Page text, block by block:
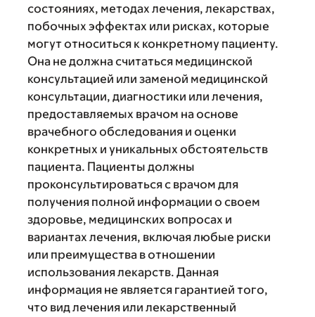
состояниях, методах лечения, лекарствах,
побочных эффектах или рисках, которые
могут относиться к конкретному пациенту.
Она не должна считаться медицинской
консультацией или заменой медицинской
консультации, диагностики или лечения,
предоставляемых врачом на основе
врачебного обследования и оценки
конкретных и уникальных обстоятельств
пациента. Пациенты должны
проконсультироваться с врачом для
получения полной информации о своем
здоровье, медицинских вопросах и
вариантах лечения, включая любые риски
или преимущества в отношении
использования лекарств. Данная
информация не является гарантией того,
что вид лечения или лекарственный